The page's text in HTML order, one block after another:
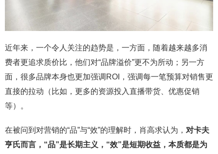
近年来，一个令人关注的趋势是，一方面，随着越来越多消
费者更追求质价比，他们对“品牌溢价”更不为所动；另一方
面，很多品牌本身也更加强调ROI，强调每一笔预算对销售更
直接的拉动（比如，更多的资源投入直播带货、优惠促销
等）。
在被问到对营销的“品”与“效”的理解时，肖高求认为， 对卡夫
亨氏而言，“品”是长期主义，“效”是短期收益，本质都是为